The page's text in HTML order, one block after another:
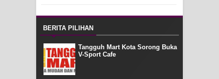
BERITA PILIHAN
Tangguh Mart Kota Sorong Buka
V-Sport Cafe